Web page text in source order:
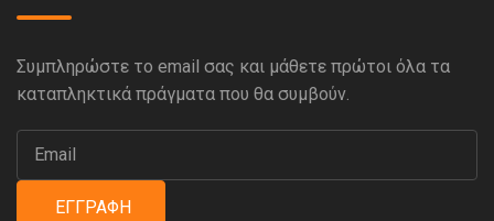
Συμπληρώστε το email σας και μάθετε πρώτοι όλα τα
καταπληκτικά πράγματα που θα συμβούν.
ΕΓΓΡΑΦΉ